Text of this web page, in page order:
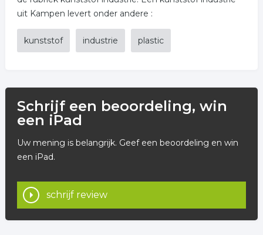
uit Kampen levert onder andere :
kunststof industrie plastic
Schrijf een beoordeling, win
een iPad
Uw mening is belangrijk. Geef een beoordeling en win
een iPad.
schrijf review